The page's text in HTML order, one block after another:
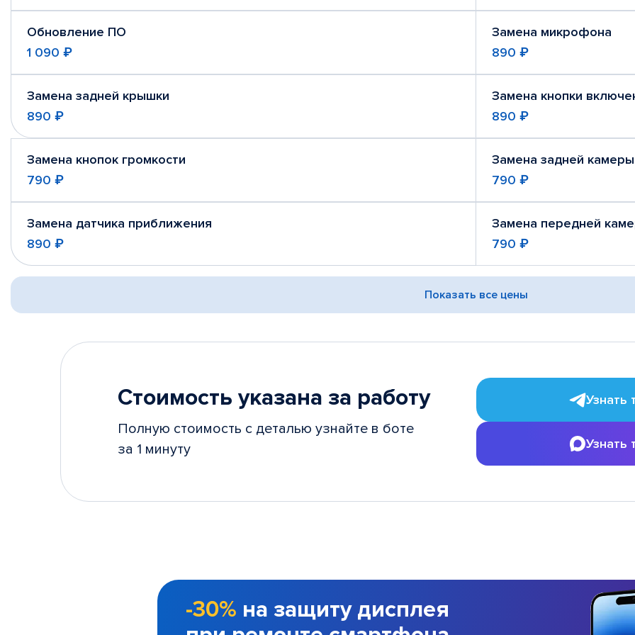
Обновление ПО
1 090 ₽
Замена микрофона
890 ₽
Замена задней крышки
890 ₽
Замена кнопки
890 ₽
Замена кнопок громкости
790 ₽
Замена задней камеры
790 ₽
Замена датчика приближения
890 ₽
Замена передней
790 ₽
Показать все цены
Стоимость указана за работу
Полную стоимость с деталью узнайте в боте
за 1 минуту
Узнать
Узнать
-30% на защиту дисплея